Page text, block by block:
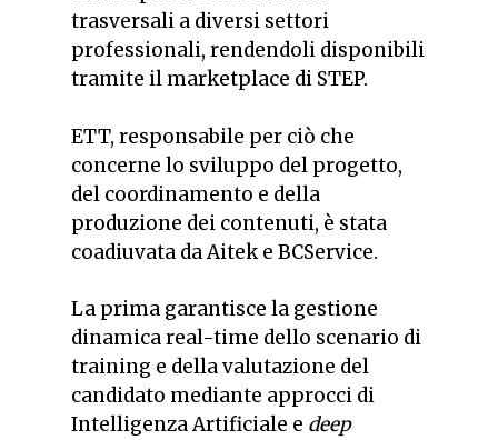
trasversali a diversi settori
professionali, rendendoli disponibili
tramite il marketplace di STEP.
ETT, responsabile per ciò che
concerne lo sviluppo del progetto,
del coordinamento e della
produzione dei contenuti, è stata
coadiuvata da Aitek e BCService.
La prima garantisce la gestione
dinamica real-time dello scenario di
training e della valutazione del
candidato mediante approcci di
Intelligenza Artificiale e deep